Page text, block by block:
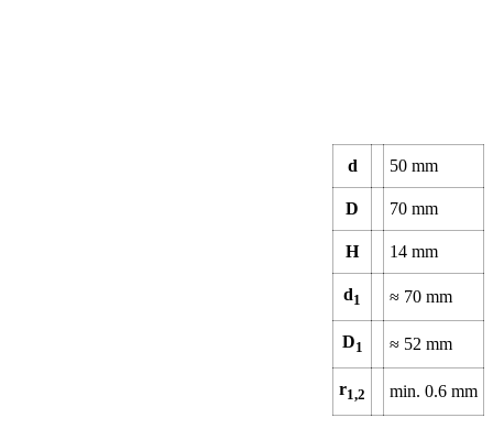
d 50 mm
D 70 mm
H 14 mm
d1 ≈ 70 mm
D1 ≈ 52 mm
r1,2 min. 0.6 mm